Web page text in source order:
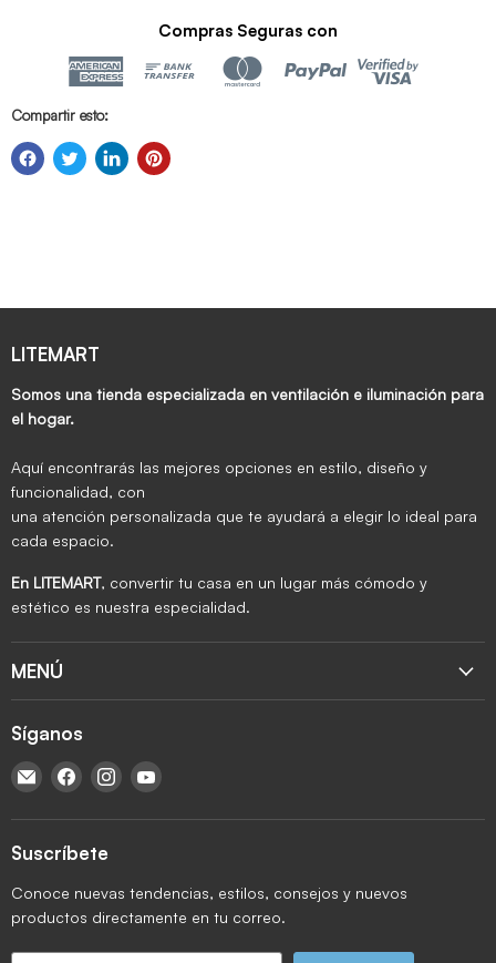
Compras Seguras con
Compartir esto:
LITEMART
Somos una tienda especializada en ventilación e iluminación para
el hogar.
Aquí encontrarás las mejores opciones en estilo, diseño y
funcionalidad, con
una atención personalizada que te ayudará a elegir lo ideal para
cada espacio.
En LITEMART, convertir tu casa en un lugar más cómodo y
estético es nuestra especialidad.
MENÚ
Síganos
Encuéntrenos en Correo electrónico
Encuéntrenos en Facebook
Encuéntrenos en Instagram
Suscríbete
Conoce nuevas tendencias, estilos, consejos y nuevos
productos directamente en tu correo.